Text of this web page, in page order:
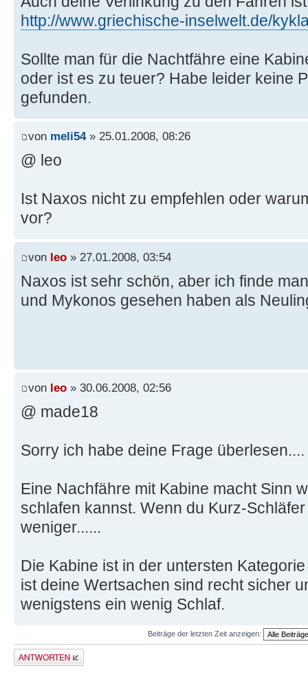
http://www.griechische-inselwelt.de/
Sollte man für die Nachtfähre eine
oder ist es zu teuer? Habe leider keine
gefunden.
von meli54» 25.01.2008, 08:26
@ leo
Ist Naxos nicht zu empfehlen oder
vor?
von leo » 27.01.2008, 03:54
Naxos ist sehr schön, aber ich finde
und Mykonos gesehen haben als
von leo » 30.06.2008, 02:56
@ made18
Sorry ich habe deine Frage überlesen....
Eine Nachfähre mit Kabine macht Sinn
schlafen kannst. Wenn du Kurz-
weniger......
Die Kabine ist in der untersten
ist deine Wertsachen sind recht sicher
wenigstens ein wenig Schlaf.
Beiträge der letzten Zeit anzeigen:
Antwort erstellen